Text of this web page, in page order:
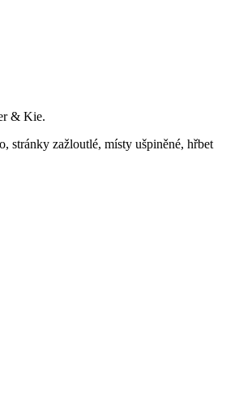
& Kie.
stránky zažloutlé, místy ušpiněné, hřbet